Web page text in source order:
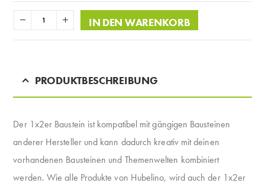
IN DEN WARENKORB
PRODUKTBESCHREIBUNG
Der 1x2er Baustein ist kompatibel mit gängigen Bausteinen
anderer Hersteller und kann dadurch kreativ mit deinen
vorhandenen Bausteinen und Themenwelten kombiniert
werden. Wie alle Produkte von Hubelino, wird auch der 1x2er